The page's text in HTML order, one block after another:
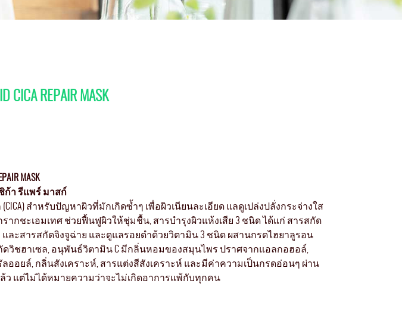
CICA REPAIR MASK
MASK
ซิก้า รีแพร์ มาสก์
สำหรับปัญหาผิวที่มักเกิดซ้ำๆ เพื่อผิวเนียนละเอียด แลดูเปล่งปลั่งกระจ่างใส
ากชะเอมเทศ ช่วยฟื้นฟูผิวให้ชุ่มชื้น, สารบำรุงผิวแห้งเสีย 3 ชนิด ได้แก่ สารสกัด
ละสารสกัดจิงจูฉ่าย และดูแลรอยดำด้วยวิตามิน 3 ชนิด ผสานกรดไฮยาลูรอน
ดวิชฮาเซล, อนุพันธ์วิตามิน C มีกลิ่นหอมของสมุนไพร ปราศจากแอลกอฮอล์,
ออยล์, กลิ่นสังเคราะห์, สารแต่งสีสังเคราะห์ และมีค่าความเป็นกรดอ่อนๆ ผ่าน
แต่ไม่ได้หมายความว่าจะไม่เกิดอาการแพ้กับทุกคน